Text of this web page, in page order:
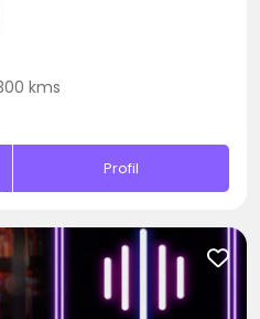
kms
Profil